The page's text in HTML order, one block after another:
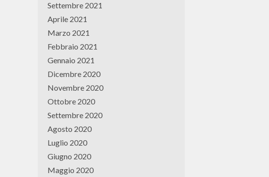
Settembre 2021
Aprile 2021
Marzo 2021
Febbraio 2021
Gennaio 2021
Dicembre 2020
Novembre 2020
Ottobre 2020
Settembre 2020
Agosto 2020
Luglio 2020
Giugno 2020
Maggio 2020